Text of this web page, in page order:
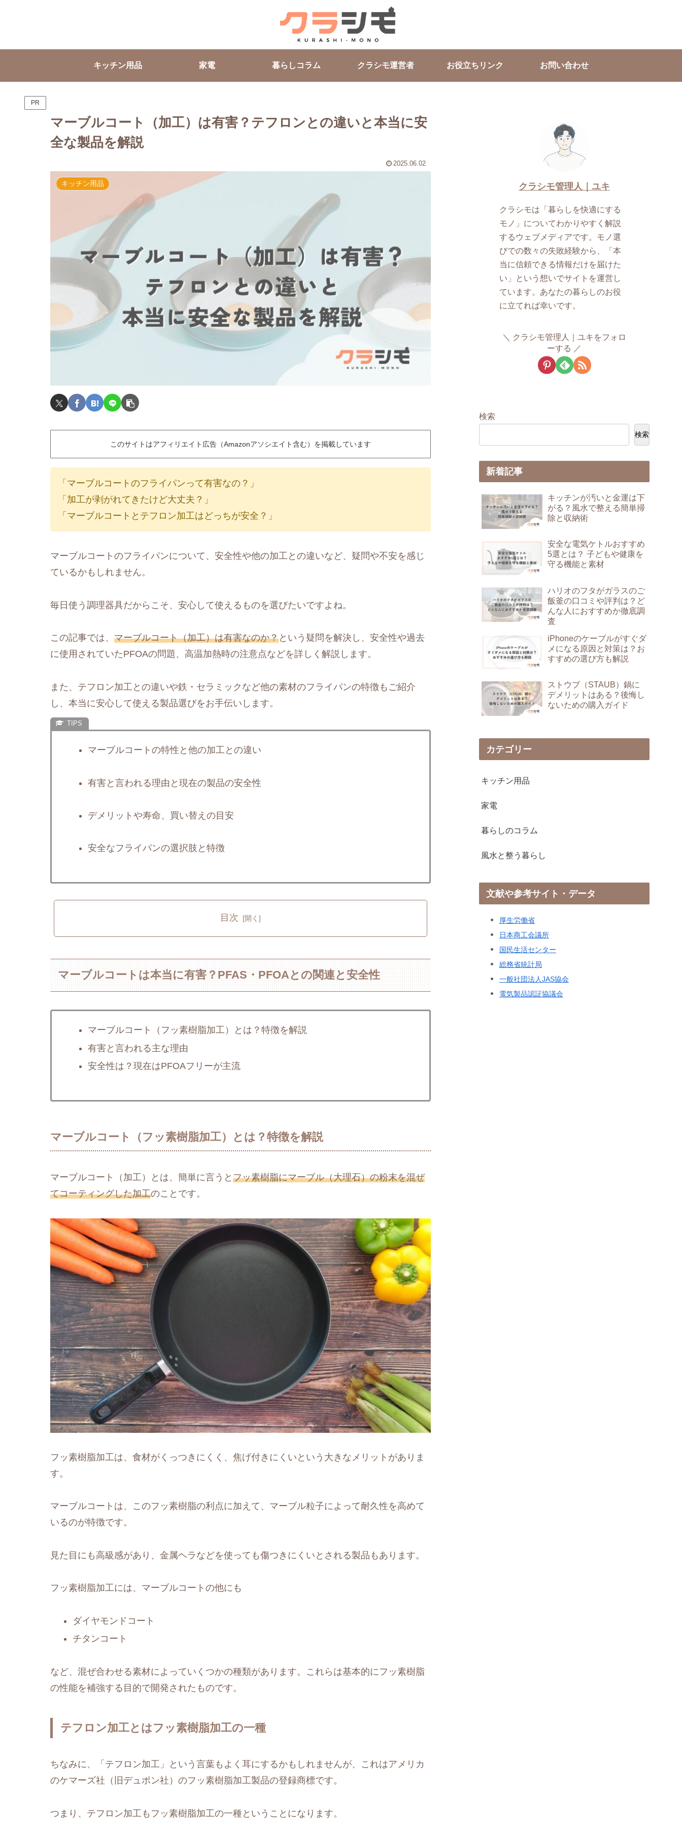
キッチン用品 家電 暮らしコラム クラシモ運営者 お役立ちリンク お問い合わせ
PR
マーブルコート（加工）は有害？テフロンとの違いと本当に安
全な製品を解説
2025.06.02
キッチン用品
このサイトはアフィリエイト広告（Amazonアソシエイト含む）を掲載しています
「マーブルコートのフライパンって有害なの？」
「加工が剥がれてきたけど大丈夫？」
「マーブルコートとテフロン加工はどっちが安全？」
マーブルコートのフライパンについて、安全性や他の加工との違いなど、疑問や不安を感じ
ているかもしれません。
毎日使う調理器具だからこそ、安心して使えるものを選びたいですよね。
この記事では、 マーブルコート（加工）は有害なのか？という疑問を解決し、安全性や過去
に使用されていたPFOAの問題、高温加熱時の注意点などを詳しく解説します。
また、テフロン加工との違いや鉄・セラミックなど他の素材のフライパンの特徴もご紹介
し、本当に安心して使える製品選びをお手伝いします。
マーブルコートの特性と他の加工との違い
有害と言われる理由と現在の製品の安全性
デメリットや寿命、買い替えの目安
安全なフライパンの選択肢と特徴
目次
マーブルコートは本当に有害？PFAS・PFOAとの関連と安全性
マーブルコート（フッ素樹脂加工）とは？特徴を解説
有害と言われる主な理由
安全性は？現在はPFOAフリーが主流
マーブルコート（フッ素樹脂加工）とは？特徴を解説
マーブルコート（加工）とは、簡単に言うと フッ素樹脂にマーブル（大理石）の粉末を混ぜ
てコーティングした加工のことです。
フッ素樹脂加工は、食材がくっつきにくく、焦げ付きにくいという大きなメリットがありま
す。
マーブルコートは、このフッ素樹脂の利点に加えて、マーブル粒子によって耐久性を高めて
いるのが特徴です。
見た目にも高級感があり、金属ヘラなどを使っても傷つきにくいとされる製品もあります。
フッ素樹脂加工には、マーブルコートの他にも
ダイヤモンドコート
チタンコート
など、混ぜ合わせる素材によっていくつかの種類があります。これらは基本的にフッ素樹脂
の性能を補強する目的で開発されたものです。
テフロン加工とはフッ素樹脂加工の一種
ちなみに、「テフロン加工」という言葉もよく耳にするかもしれませんが、これはアメリカ
のケマーズ社（旧デュポン社）のフッ素樹脂加工製品の登録商標です。
つまり、テフロン加工もフッ素樹脂加工の一種ということになります。
クラシモ管理人｜ユキ
クラシモは「暮らしを快適にする
モノ」についてわかりやすく解説
するウェブメディアです。モノ選
びでの数々の失敗経験から、「本
当に信頼できる情報だけを届けた
い」という想いでサイトを運営し
ています。あなたの暮らしのお役
に立てれば幸いです。
クラシモ管理人｜ユキをフォロ
ーする
検索
検索
新着記事
キッチンが汚いと金運は下
がる？風水で整える簡単掃
除と収納術
安全な電気ケトルおすすめ
5選とは？ 子どもや健康を
守る機能と素材
ハリオのフタがガラスのご
飯釜の口コミや評判は？ど
んな人におすすめか徹底調
査
iPhoneのケーブルがすぐダ
メになる原因と対策は？お
すすめの選び方も解説
ストウブ（STAUB）鍋に
デメリットはある？後悔し
ないための購入ガイド
カテゴリー
キッチン用品
家電
暮らしのコラム
風水と整う暮らし
文献や参考サイト・データ
厚生労働省
日本商工会議所
国民生活センター
総務省統計局
一般社団法人JAS協会
電気製品認証協議会